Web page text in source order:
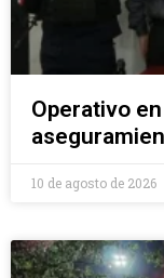
Operativo
10 de agosto de 2026